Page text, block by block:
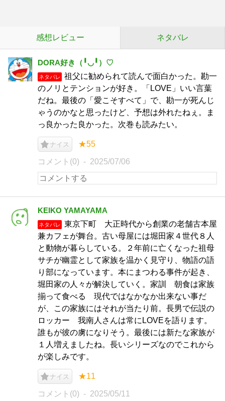
感想レビュー ネタバレ
DORA好き（╹◡╹）♡
ネタバレ
祖父に勧められて読んで面白かった。勘一
のノリとテンションが好き。「LOVE」いい言葉
だね。最後の「愛こそすべて」で、勘一が死んじ
ゃうのかなと思ったけど、予想は外れたねぇ。ま
っ良かった良かった。次巻も読みたい。
ナイス ★55
コメント(0) 2025/07/06
KEIKO YAMAYAMA
ネタバレ
東京下町 大正時代から創業の老舗古本屋
兼カフェが舞台。古い母屋には堀田家４世代８人
と動物が暮らしている。２年前に亡くなった祖母
サチが幽霊として家族を温かく見守り、物語の語
り部になっています。本にまつわる事件が起き、
堀田家の人々が解決していく。家訓 朝食は家族
揃って食べる 現代ではなかなか出来ない事だ
が、この家族にはそれが当たり前。長男で伝説の
ロッカー 我南人さんは常にLOVEを語ります。
誰もが彼の虜になりそう。最後には新たな家族が
１人増えましたね。長いシリーズなのでこれから
が楽しみです。
ナイス ★11
コメント(0) 2025/05/11